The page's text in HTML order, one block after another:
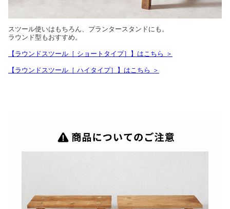
スツール使いはもちろん、プランタースタンドにも。
ラウンド型もおすすめ。
【ラウンドスツール［ ショートタイプ］】はこちら ＞
【ラウンドスツール［ ハイタイプ］】はこちら ＞